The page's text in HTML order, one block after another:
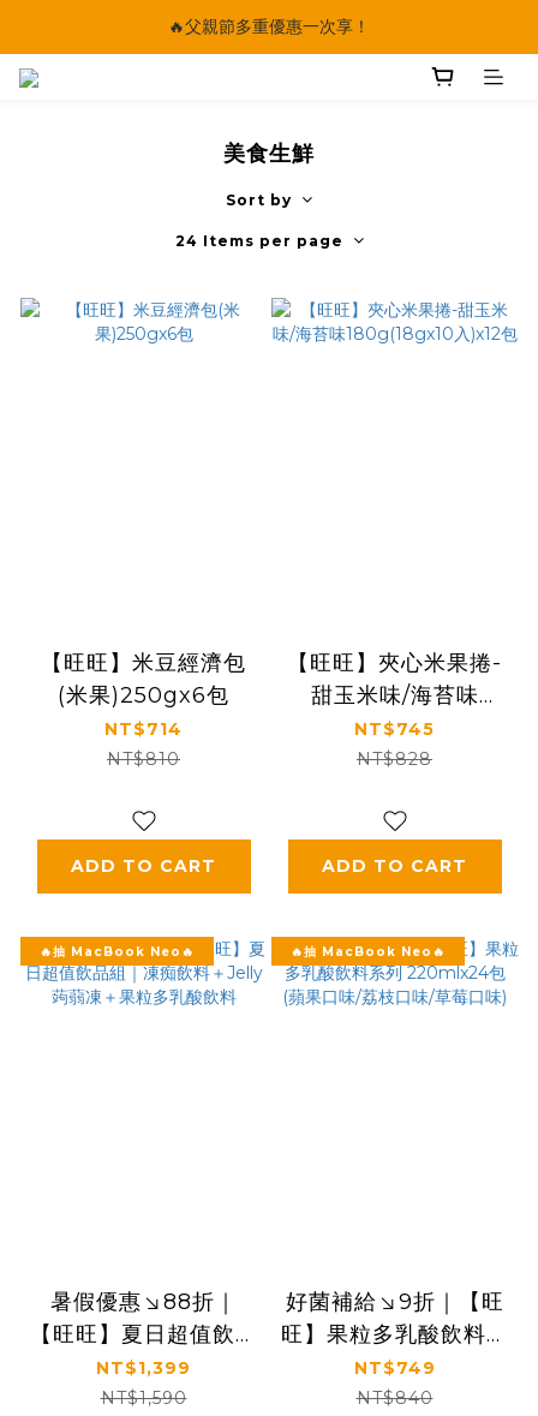
🔥父親節多重優惠一次享！
🔥父親節多重優惠一次享！
🔥父親節多重優惠一次享！
美食生鮮
Sort by
24 Items per page
【旺旺】米豆經濟包
(米果)250gx6包
NT$714
NT$810
ADD TO CART
【旺旺】夾心米果捲-
甜玉米味/海苔味
180g(18gx10入)x12包
NT$745
NT$828
ADD TO CART
🔥抽 MacBook Neo🔥
暑假優惠↘88折｜
【旺旺】夏日超值飲品
組｜凍痴飲料＋Jelly
蒟蒻凍＋果粒多乳酸飲
NT$1,399
NT$1,590
🔥抽 MacBook Neo🔥
好菌補給↘9折｜【旺
旺】果粒多乳酸飲料系
列 220mlx24包 (蘋
果口味/荔枝口味/草莓
NT$749
NT$840